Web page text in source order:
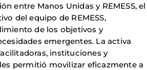
entre Manos Unidas y REMESS, el
del equipo de REMESS,
de los objetivos y
emergentes. La activa
instituciones y
permitió movilizar eficazmente a